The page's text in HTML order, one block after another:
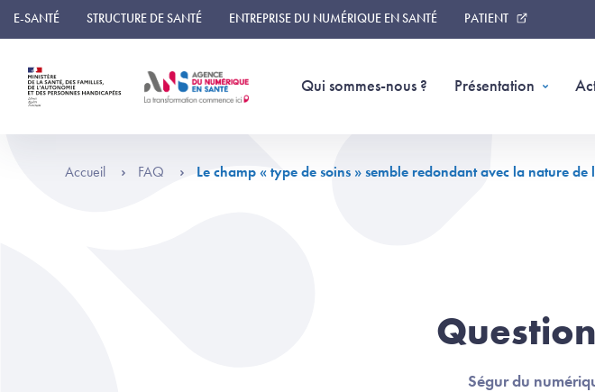
Panneau de gestion des cookies
E-SANTÉ STRUCTURE DE SANTÉ ENTREPRISE DU NUMÉRIQUE EN SANTÉ PATIENT
Qui sommes-nous ? Présentation
Accueil FAQ Le champ « type de soins » semble redondant avec la nature de
Ségur du